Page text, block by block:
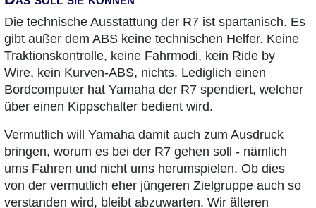
Die technische Ausstattung der R7 ist spartanisch. Es
gibt außer dem ABS keine technischen Helfer. Keine
Traktionskontrolle, keine Fahrmodi, kein Ride by
Wire, kein Kurven-ABS, nichts. Lediglich einen
Bordcomputer hat Yamaha der R7 spendiert, welcher
über einen Kippschalter bedient wird.
Vermutlich will Yamaha damit auch zum Ausdruck
bringen, worum es bei der R7 gehen soll - nämlich
ums Fahren und nicht ums herumspielen. Ob dies
von der vermutlich eher jüngeren Zielgruppe auch so
verstanden wird, bleibt abzuwarten. Wir älteren